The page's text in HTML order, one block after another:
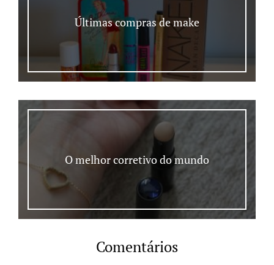
Últimas compras de make
O melhor corretivo do mundo
Comentários